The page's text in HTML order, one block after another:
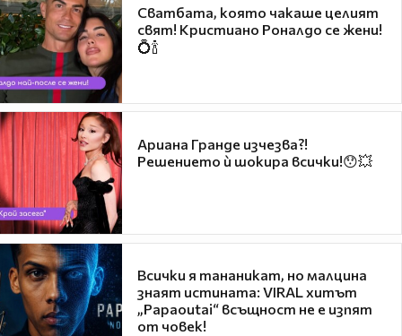
Сватбата, която чакаше целият
свят! Кристиано Роналдо се жени!
💍🍾
Ариана Гранде изчезва?!
Решението ѝ шокира всички!😯💥
Всички я тананикат, но малцина
знаят истината: VIRAL хитът
„Papaoutai“ всъщност не е изпят
от човек!